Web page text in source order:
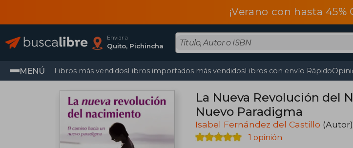
¡Verano con hasta
Enviar a
Quito, Pichincha
MENÚ Libros más vendidosLibros importados más vendidosLibros con envío Rápido
La Nueva Revolución del
Nuevo Paradigma
Isabel Fernández del Castillo (Autor)
1 opinión